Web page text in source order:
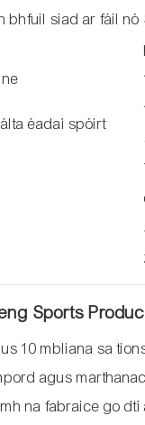
bhfuil siad ar fáil nó
éadaí spóirt
Sports
10 mbliana sa
agus
na fabraice go